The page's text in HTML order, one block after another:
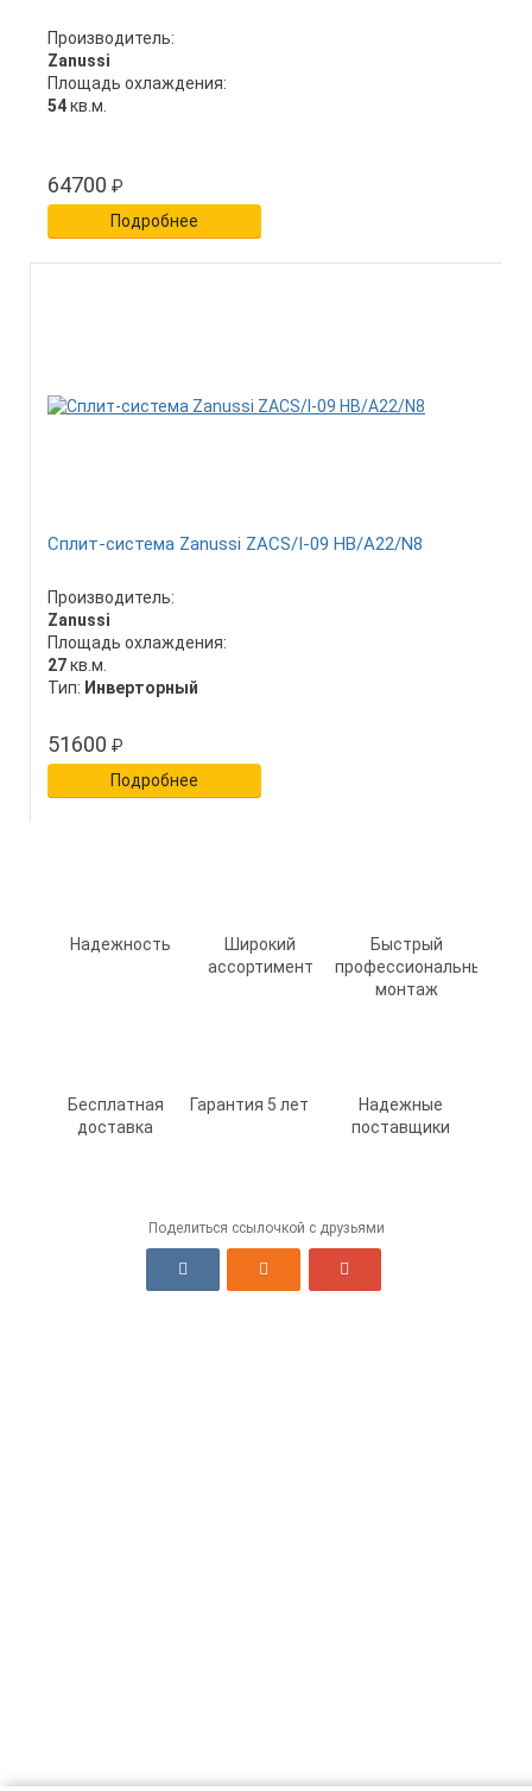
Производитель:
Zanussi
Площадь охлаждения:
54кв.м.
64700 ₽
Подробнее
Сплит-система Zanussi ZACS/I-09 HB/A22/N8
Производитель:
Zanussi
Площадь охлаждения:
27кв.м.
Тип: Инверторный
51600 ₽
Подробнее
Надежность
Широкий
ассортимент
Быстрый
профессиональный
монтаж
Бесплатная
доставка
Гарантия 5 лет
Надежные
поставщики
Поделиться ссылочкой с друзьями